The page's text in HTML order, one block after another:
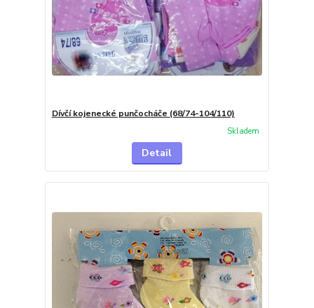
Dívčí kojenecké punčocháče (68/74-104/110)
Skladem
Detail